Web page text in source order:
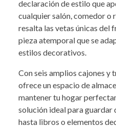
declaración de estilo que
cualquier salón, comedor o
resalta las vetas únicas del
pieza atemporal que se
estilos decorativos.
Con seis amplios cajones y
ofrece un espacio de
mantener tu hogar
solución ideal para
hasta libros o elementos